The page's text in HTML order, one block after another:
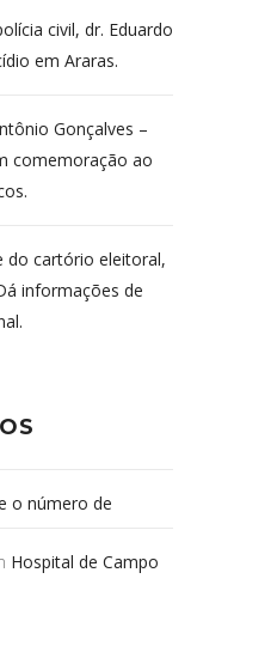
civil, dr. Eduardo
em Araras.
Gonçalves –
comemoração ao
do cartório eleitoral,
informações de
o número de
Paulo - Revista
Hospital de Campo